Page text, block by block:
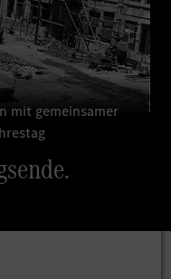
mit gemeinsamer